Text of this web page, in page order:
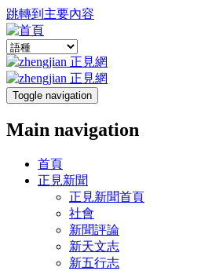
跳轉到主要內容
Toggle navigation
Main navigation
首頁
正見新聞
正見新聞首頁
社會
新聞評論
新天文志
新五行志